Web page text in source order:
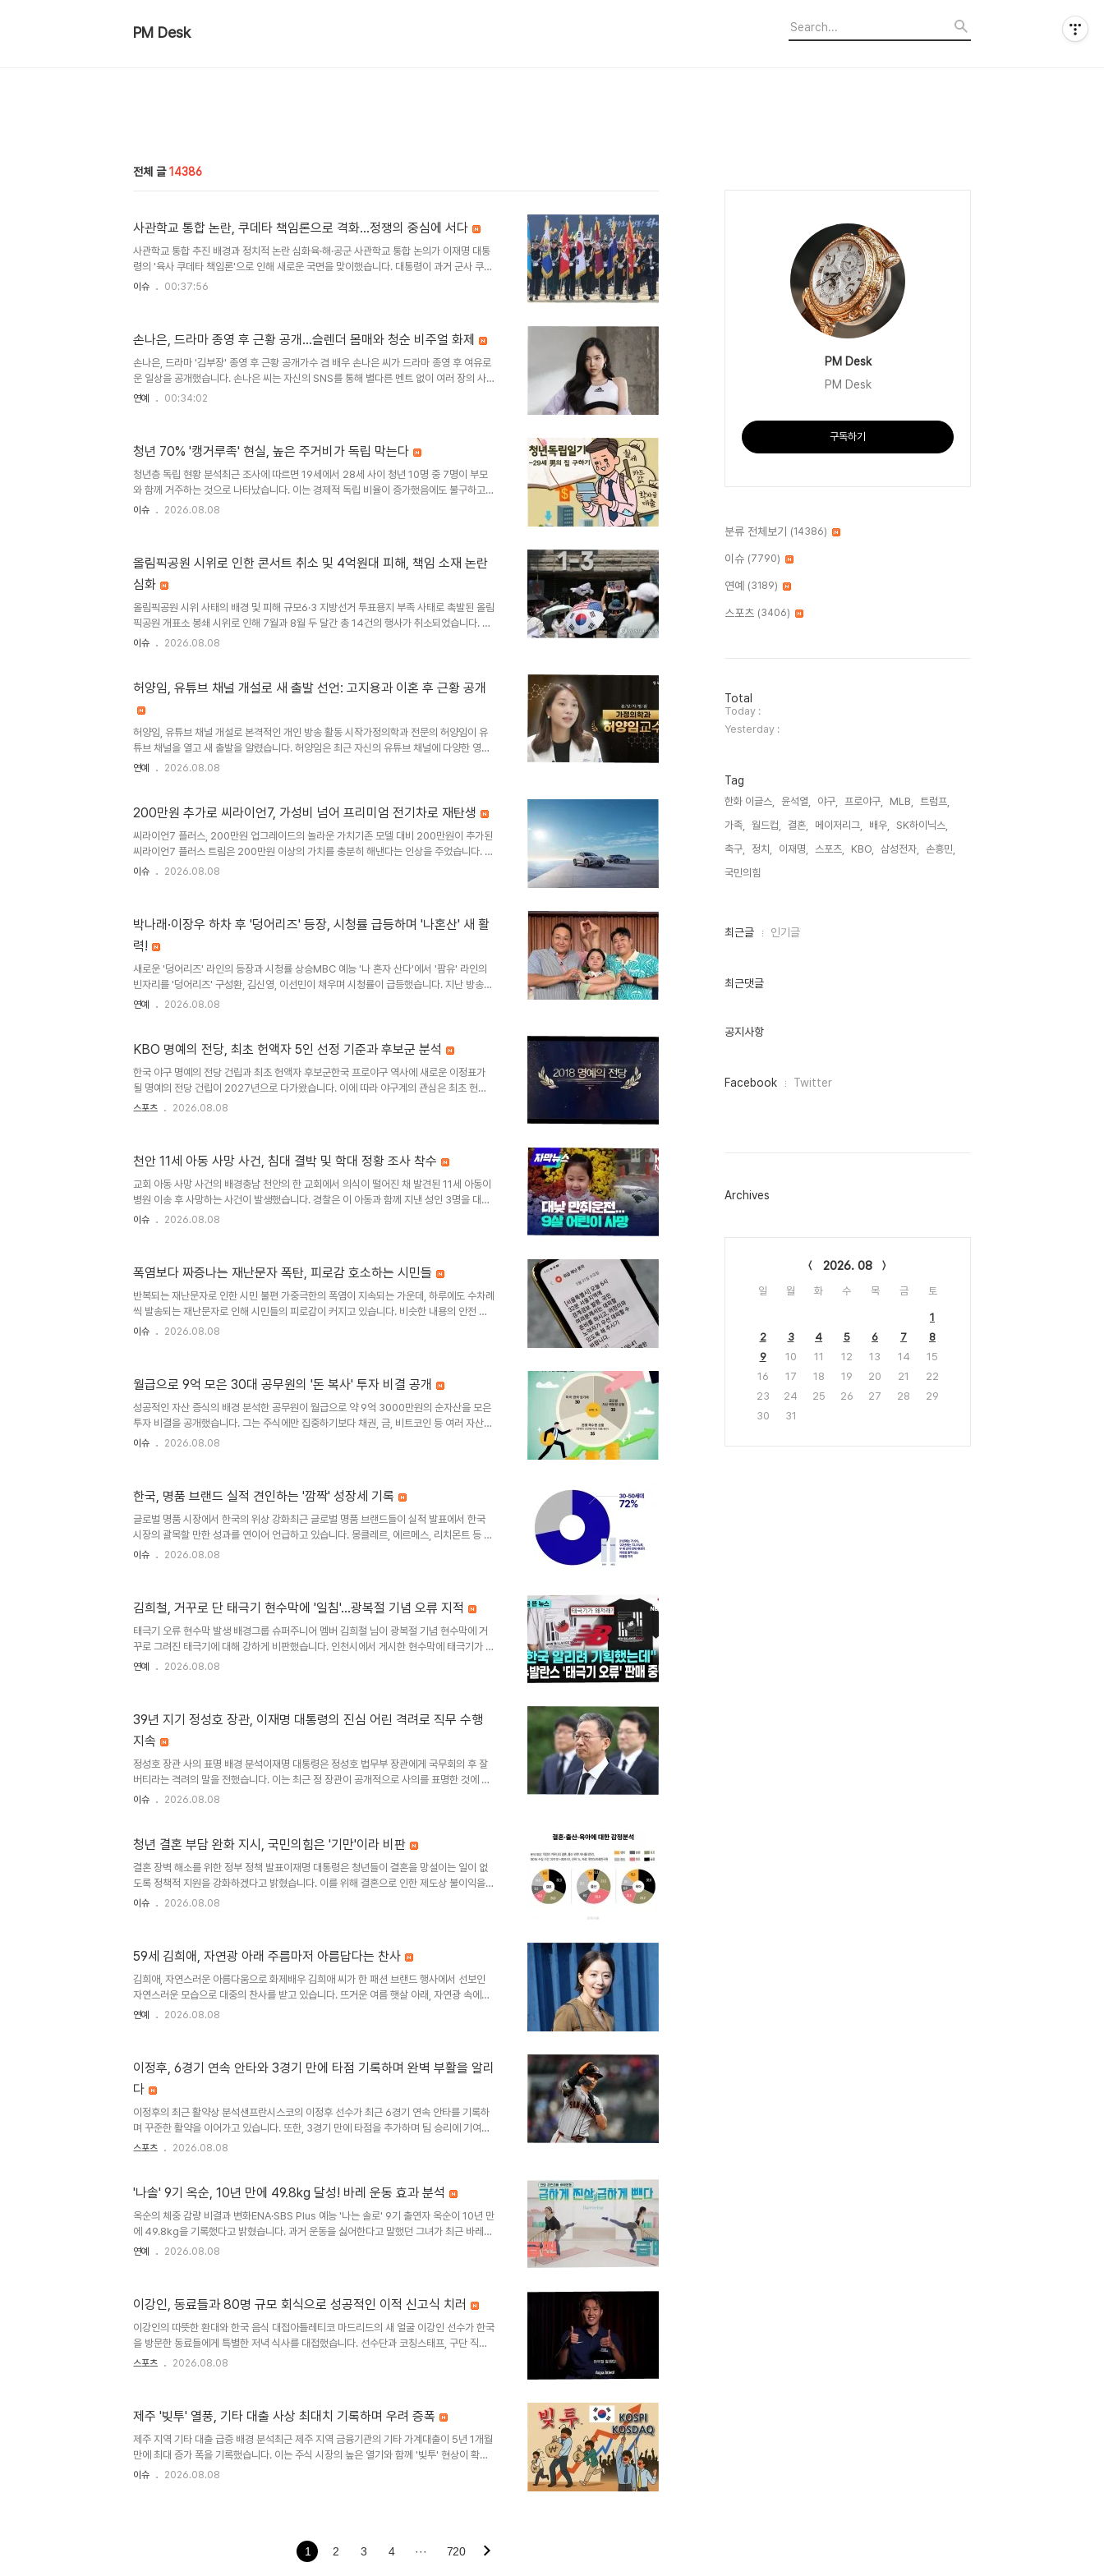
PM Desk
전체 글 14386
사관학교 통합 논란, 쿠데타 책임론으로 격화…정쟁의 중심에 서다
사관학교 통합 추진 배경과 정치적 논란 심화육·해·공군 사관학교 통합 논의가 이재명 대통
령의 '육사 쿠데타 책임론'으로 인해 새로운 국면을 맞이했습니다. 대통령이 과거 군사 쿠데
타를 사관학교 통합의 이유로 직접 거론하면서, 미래전 대비와 합동성 강화라는 정책적 명
추진되어 왔으며, 국방부는 미래전 대비와 합동성 강화를 목표로 4년제 국군사관학교 신설
방안을 제시했습니다. 이 방안에는 민간 교수 비율 확대 및 미래전 교육 강화 계획이 포함되
었습..
이슈 00:37:56
손나은, 드라마 종영 후 근황 공개...슬렌더 몸매와 청순 비주얼 화제
손나은, 드라마 '김부장' 종영 후 근황 공개가수 겸 배우 손나은 씨가 드라마 종영 후 여유로
운 일상을 공개했습니다. 손나은 씨는 자신의 SNS를 통해 별다른 멘트 없이 여러 장의 사
진을 게재했습니다. 공개된 사진에는 푸른 숲길을 산책하며 여유를 만끽하는 손나은 씨의
랑했으며, 작은 얼굴과 늘씬한 비율이 돋보이며 감탄을 자아냈습니다. 꾸밈없는 일상 속에
서도 특유의 분위기를 드러내며 팬들의 시선을 사로잡았습니다. 팬들의 응원과 드라마 속..
연예 00:34:02
청년 70% '캥거루족' 현실, 높은 주거비가 독립 막는다
청년층 독립 현황 분석최근 조사에 따르면 19세에서 28세 사이 청년 10명 중 7명이 부모
와 함께 거주하는 것으로 나타났습니다. 이는 경제적 독립 비율이 증가했음에도 불구하고
높은 주거비 부담으로 인해 독립이 지연되는 현상을 보여줍니다. 한국고용정보원의 보고서
서 독립 비율이 가장 높게 나타났습니다. 하지만 경제적 독립 비율은 꾸준히 상승하여, 이는
높은 주거비가 청년들의 완전한 독립을 가로막는 주요 요인임을 시사합니다. 경제적 독..
이슈 2026.08.08
올림픽공원 시위로 인한 콘서트 취소 및 4억원대 피해, 책임 소재 논란
심화
올림픽공원 시위 사태의 배경 및 피해 규모6·3 지방선거 투표용지 부족 사태로 촉발된 올림
픽공원 개표소 봉쇄 시위로 인해 7월과 8월 두 달간 총 14건의 행사가 취소되었습니다. 이
로 인한 시설물 파손 복구 비용은 4억원을 초과하는 것으로 집계되었습니다. 시위 장기화
노, 박서진 콘서트 및 위버스콘 페스티벌 등이 포함됩니다. 일부 공연은 장소를 잠실 실내체
인해 공연 기획사들은 무대 재설계, 장비 운송, 티켓 시스템 변경 등 추가적인 비용..
이슈 2026.08.08
허양임, 유튜브 채널 개설로 새 출발 선언: 고지용과 이혼 후 근황 공개
허양임, 유튜브 채널 개설로 본격적인 개인 방송 활동 시작가정의학과 전문의 허양임이 유
튜브 채널을 열고 새 출발을 알렸습니다. 허양임은 최근 자신의 유튜브 채널에 다양한 영상
을 올리며 본격적인 개인 방송 활동에 나섰습니다. 병원 진료와 방송 녹화 등 일상을 공유하
해 환자들과 소통하고 자신의 생각과 기록을 남기고 싶다는 포부를 드러냈습니다. 앞으로
재 양육 근황허양임은 지난 2013년 고지용과 결혼하여 슬하에 아들 승재 군을 두었습니
다..
연예 2026.08.08
200만원 추가로 씨라이언7, 가성비 넘어 프리미엄 전기차로 재탄생
씨라이언7 플러스, 200만원 업그레이드의 놀라운 가치기존 모델 대비 200만원이 추가된
씨라이언7 플러스 트림은 200만원 이상의 가치를 충분히 해낸다는 인상을 주었습니다. 천
연 나파가죽 시트와 메모리 시트 기능이 새롭게 추가되어 고급스러움과 편안함을 더했습니
운드는 마치 콘서트홀에 온 듯한 경험을 선사합니다. 새롭게 탑재된 헤드업 디스플레이는
직관적이고 풍부한 정보를 제공하여 운전 편의성을 높였습니다. 아쉬운 점과 개선 필요 사
항물리..
이슈 2026.08.08
박나래·이장우 하차 후 '덩어리즈' 등장, 시청률 급등하며 '나혼산' 새 활
력!
새로운 '덩어리즈' 라인의 등장과 시청률 상승MBC 예능 '나 혼자 산다'에서 '팜유' 라인의
빈자리를 '덩어리즈' 구성환, 김신영, 이선민이 채우며 시청률이 급등했습니다. 지난 방송에
서는 류혜영과 고경표의 추억 토크와 더불어 '덩어리즈'의 본격적인 몸보신 현장이 공개되
어리즈'의 특별한 몸보신 코스와 훈훈한 케미방송에서는 구성환이 베란다에 멕시코 타코 한
직접 썬 한우와 양념 꽃게 숯불구이를 선보였으며, 김신영과 이선민은 구성환에게 첫..
연예 2026.08.08
KBO 명예의 전당, 최초 헌액자 5인 선정 기준과 후보군 분석
한국 야구 명예의 전당 건립과 최초 헌액자 후보군한국 프로야구 역사에 새로운 이정표가
될 명예의 전당 건립이 2027년으로 다가왔습니다. 이에 따라 야구계의 관심은 최초 헌액
자가 누가 될 것인가에 집중되고 있습니다. 현재 가장 유력한 후보군으로는 선동열, 최동원,
함과 헌신의 대명사로 누적 기록의 정점에 섰습니다. 김응용 감독은 해태 왕조를 이끈 한국
프로야구 역사상 가장 성공한 지도자로 평가받습니다. 추가 후보군 및 선정 기준에 대한 ..
스포츠 2026.08.08
천안 11세 아동 사망 사건, 침대 결박 및 학대 정황 조사 착수
교회 아동 사망 사건의 배경충남 천안의 한 교회에서 의식이 떨어진 채 발견된 11세 아동이
병원 이송 후 사망하는 사건이 발생했습니다. 경찰은 이 아동과 함께 지낸 성인 3명을 대상
으로 아동학대치사 혐의 적용 여부를 조사하고 있습니다. 아동은 고열과 의식 저하 증세를
부검 결과 골절 등 특이 소견은 없었으나, 탈진 증상과 신체 일부 상처 등을 토대로 정밀 감
정을 진행 중입니다. 최종 부검 결과는 약 3주에서 1개월 후에 나올 예정입니다. ..
이슈 2026.08.08
폭염보다 짜증나는 재난문자 폭탄, 피로감 호소하는 시민들
반복되는 재난문자로 인한 시민 불편 가중극한의 폭염이 지속되는 가운데, 하루에도 수차례
씩 발송되는 재난문자로 인해 시민들의 피로감이 커지고 있습니다. 비슷한 내용의 안전 안
내 문자가 반복적으로 수신되면서 불쾌감까지 느끼는 경우가 발생하고 있습니다. 이는 국민
즉각적인 대응이 필요한 상황에 발송되며, 안전 안내 문자는 사용자가 설정한 음량으로 재
난 예방 및 행동 요령을 안내합니다. 폭염과 같은 자연재난도 안전 안내 문자의 발송 대상에
포함..
이슈 2026.08.08
월급으로 9억 모은 30대 공무원의 '돈 복사' 투자 비결 공개
성공적인 자산 증식의 배경 분석한 공무원이 월급으로 약 9억 3000만원의 순자산을 모은
투자 비결을 공개했습니다. 그는 주식에만 집중하기보다 채권, 금, 비트코인 등 여러 자산과
국가에 분산 투자하는 전략을 강조했습니다. 이러한 분산 투자는 시장 상황에 따른 포트폴
합니다. 주식 시장이 상승하면 채권과 금 비중을 늘리고, 하락하면 채권과 금 일부를 매도하
여 주식을 사들이는 방식으로 리밸런싱을 반복합니다. 투자 철학과 시장 ..
이슈 2026.08.08
한국, 명품 브랜드 실적 견인하는 '깜짝' 성장세 기록
글로벌 명품 시장에서 한국의 위상 강화최근 글로벌 명품 브랜드들이 실적 발표에서 한국
시장의 괄목할 만한 성과를 연이어 언급하고 있습니다. 몽클레르, 에르메스, 리치몬트 등 주
요 브랜드들은 한국 시장의 높은 매출 밀도와 견조한 성장세를 주요 성공 요인으로 꼽고 있
인한 자산가들의 소비 여력 확대와 더불어, 원화 약세로 인한 가격 경쟁력 확보가 외국인 관
광객의 명품 구매를 촉진하고 있습니다. 이러한 복합적인 요인들이 한국을 명품 브랜드들
에..
이슈 2026.08.08
김희철, 거꾸로 단 태극기 현수막에 '일침'…광복절 기념 오류 지적
태극기 오류 현수막 발생 배경그룹 슈퍼주니어 멤버 김희철 님이 광복절 기념 현수막에 거
꾸로 그려진 태극기에 대해 강하게 비판했습니다. 인천시에서 게시한 현수막에 태극기가 상
하로 뒤집혀 그려진 오류가 발견되었습니다. 이로 인해 누리꾼들은 역사적 의미를 되새기는
는 것이 매우 중요합니다. 특히 광복절과 같은 국가기념일을 기념하는 과정에서는 더욱 세
심한 주의가 요구됩니다. 유사 사례 및 사회적 논란최근 태극기를 잘못 표현하거나 노출하
는 사례..
연예 2026.08.08
39년 지기 정성호 장관, 이재명 대통령의 진심 어린 격려로 직무 수행
지속
정성호 장관 사의 표명 배경 분석이재명 대통령은 정성호 법무부 장관에게 국무회의 후 잘
버티라는 격려의 말을 전했습니다. 이는 최근 정 장관이 공개적으로 사의를 표명한 것에 대
한 반려와 함께 형사사법제도 개편 작업 마무리를 재차 당부하는 의미였습니다. 청와대 관
차례 밝힌 바 있습니다. 특히 검찰의 보완수사권 폐지 당론 결정 이후, 이에 대한 항의 표시
성을 꾸준히 주장해왔습니다. 정성호 장관의 행보와 대통령의 지시정성호 장관은 형사소송
법 개정..
이슈 2026.08.08
청년 결혼 부담 완화 지시, 국민의힘은 '기만'이라 비판
결혼 장벽 해소를 위한 정부 정책 발표이재명 대통령은 청년들이 결혼을 망설이는 일이 없
도록 정책적 지원을 강화하겠다고 밝혔습니다. 이를 위해 결혼으로 인한 제도상 불이익을
면밀히 조사하고 개선할 것을 지시했습니다. 다양한 의견 수렴을 통해 대출, 청약, 세제 등
록 정부의 책임을 다하겠다고 강조했습니다. 국민의 목소리를 듣고 체감할 수 있는 변화를
만들어가겠다고 약속했습니다. 국민의힘의 비판과 요구 사항국민의힘은 이 대통령의 ..
이슈 2026.08.08
59세 김희애, 자연광 아래 주름마저 아름답다는 찬사
김희애, 자연스러운 아름다움으로 화제배우 김희애 씨가 한 패션 브랜드 행사에서 선보인
자연스러운 모습으로 대중의 찬사를 받고 있습니다. 뜨거운 여름 햇살 아래, 자연광 속에서
드러난 김희애 씨의 주름이 오히려 네티즌들의 긍정적인 반응을 이끌어냈습니다. 이는 연륜
응을 보였습니다. 특히 눈가 주름을 '많이 웃어서 생긴 주름'으로 해석하며 행복한 날이 많
았을 것이라고 응원하는 댓글도 있었습니다. 인위적이지 않은 내추럴한 모습이 많은 이들에
게 ..
연예 2026.08.08
이정후, 6경기 연속 안타와 3경기 만에 타점 기록하며 완벽 부활을 알리
다
이정후의 최근 활약상 분석샌프란시스코의 이정후 선수가 최근 6경기 연속 안타를 기록하
며 꾸준한 활약을 이어가고 있습니다. 또한, 3경기 만에 타점을 추가하며 팀 승리에 기여했
습니다. 그의 8월 월간 타율은 0.364로, 이전 달 대비 눈에 띄는 상승세를 보이고 있습니
프란시스코는 디트로이트를 상대로 5-2 승리를 거두었습니다. 시즌 기록 및 팀 내 역할현
니다. 팀의 주축 선수들이 이적한 상황에서, 이정후 선수는 꾸준히 중심을 잡..
스포츠 2026.08.08
'나솔' 9기 옥순, 10년 만에 49.8kg 달성! 바레 운동 효과 분석
옥순의 체중 감량 비결과 변화ENA·SBS Plus 예능 '나는 솔로' 9기 출연자 옥순이 10년 만
에 49.8kg을 기록했다고 밝혔습니다. 과거 운동을 싫어한다고 말했던 그녀가 최근 바레
운동하는 모습을 공개하여 많은 이들의 관심을 받고 있습니다. 옥순은 자신의 SNS에 체중
에 비해 하체와 코어 근육의 근력 및 근지구력이 유의미하게 향상된 것으로 나타났습니다.
이는 바레 운동이 근력과 근지구력 향상에 효과적임을 시사합니다. 체중..
연예 2026.08.08
이강인, 동료들과 80명 규모 회식으로 성공적인 이적 신고식 치러
이강인의 따뜻한 환대와 한국 음식 대접아틀레티코 마드리드의 새 얼굴 이강인 선수가 한국
을 방문한 동료들에게 특별한 저녁 식사를 대접했습니다. 선수단과 코칭스태프, 구단 직원
등 80여 명이 참석한 이 자리에서 전통 한식을 맛보며 훈훈한 시간을 가졌습니다. 이강인
자리를 마련했습니다. 스페인 언론은 이강인 선수의 뛰어난 인성을 칭찬하며 그의 진심 어
린 환대에 주목했습니다. 아틀레티코 마드리드의 한국 방문 및 향후 일정아틀레티코 마드리
드는 한..
스포츠 2026.08.08
제주 '빚투' 열풍, 기타 대출 사상 최대치 기록하며 우려 증폭
제주 지역 기타 대출 급증 배경 분석최근 제주 지역 금융기관의 기타 가계대출이 5년 1개월
만에 최대 증가 폭을 기록했습니다. 이는 주식 시장의 높은 열기와 함께 '빚투' 현상이 확산
된 결과로 분석됩니다. 특히, 투자자 예탁금이 사상 최대치를 경신하며 주식 매수 자금 수요
미칠 수 있다는 우려를 낳고 있습니다. 향후 전망 및 금융 시장 영향주식..
이슈 2026.08.08
1 2 3 4 ··· 720
PM Desk
PM Desk
구독하기
분류 전체보기 (14386)
이슈 (7790)
연예 (3189)
스포츠 (3406)
방
문
자
수
Total
Today :
Yesterday :
Tag
한화 이글스, 윤석열, 야구, 프로야구, MLB,
트럼프,
가족,
월드컵, 결혼, 메이저리그, 배우,
SK하이닉스,
축구,
정치, 이재명, 스포츠, KBO, 삼성전자,
손흥민,
국민의힘,
최
인
최근글 인기글
최근댓글
공지사항
페
그
Facebook Twitter
Archives
2026. 08
일 월 화 수 목 금 토
1
2
3 4 5 6 7
8
9
10 11 12 13 14
15
16
17 18 19 20 21
22
23
24 25 26 27 28
29
30
31